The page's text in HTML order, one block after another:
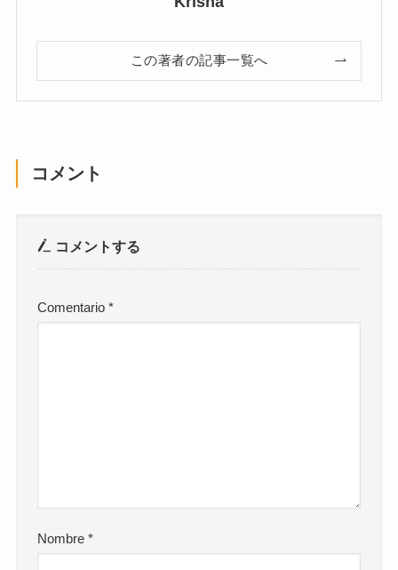
この著者の記事一覧へ
コメント
コメントする
Comentario*
Nombre*